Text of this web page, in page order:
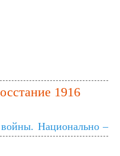
1916
Национально –